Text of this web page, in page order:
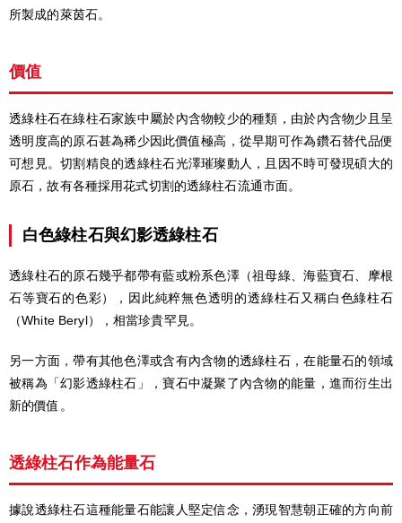
所製成的萊茵石。
價值
透綠柱石在綠柱石家族中屬於內含物較少的種類，由於內含物少且呈
透明度高的原石甚為稀少因此價值極高，從早期可作為鑽石替代品便
可想見。切割精良的透綠柱石光澤璀璨動人，且因不時可發現碩大的
原石，故有各種採用花式切割的透綠柱石流通市面。
白色綠柱石與幻影透綠柱石
透綠柱石的原石幾乎都帶有藍或粉系色澤（祖母綠、海藍寶石、摩根
石等寶石的色彩），因此純粹無色透明的透綠柱石又稱白色綠柱石
（White Beryl），相當珍貴罕見。
另一方面，帶有其他色澤或含有內含物的透綠柱石，在能量石的領域
被稱為「幻影透綠柱石」，寶石中凝聚了內含物的能量，進而衍生出
新的價值。
透綠柱石作為能量石
據說透綠柱石這種能量石能讓人堅定信念，湧現智慧朝正確的方向前